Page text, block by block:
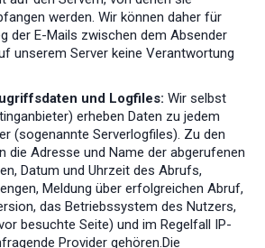
werden. Wir können daher für
der E-Mails zwischen dem Absender
unserem Server keine Verantwortung
und Logfiles:Wir selbst
erheben Daten zu jedem
(sogenannte Serverlogfiles). Zu den
die Adresse und Name der abgerufenen
Datum und Uhrzeit des Abrufs,
Meldung über erfolgreichen Abruf,
das Betriebssystem des Nutzers,
besuchte Seite) und im Regelfall IP-
Provider gehören.Die